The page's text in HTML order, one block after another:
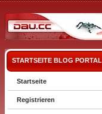
STARTSEITE BLOG PORTAL
Startseite
Registrieren